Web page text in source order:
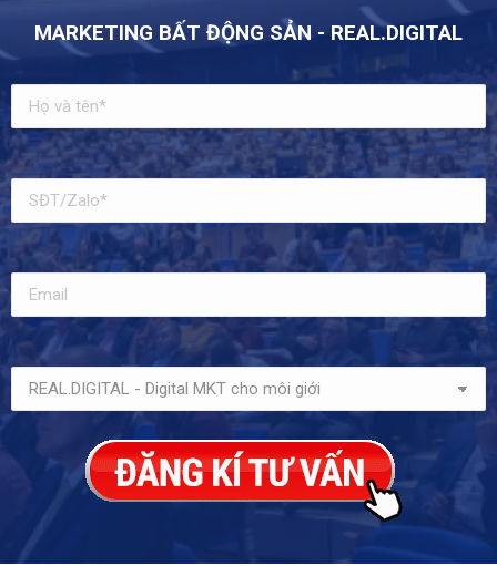
MARKETING BẤT ĐỘNG SẢN - REAL.DIGITAL